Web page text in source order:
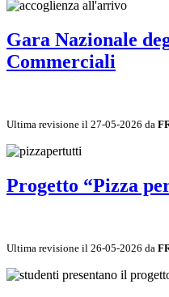
Gara Nazionale
Commerciali
Ultima revisione il 27-05-2026 da
Progetto “Pizza
Ultima revisione il 26-05-2026 da